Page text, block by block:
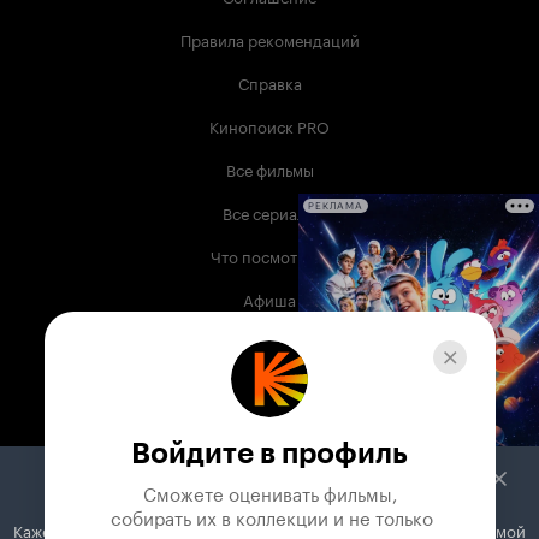
Правила рекомендаций
Справка
Кинопоиск PRO
Все фильмы
Все сериалы
Что посмотреть
Афиша
Музыка
Телепрограмма
Служба поддержки
РЕКЛАМА
Войдите в профиль
Сможете оценивать фильмы,
собирать их в коллекции и не только
Кажется, вы используете блокировщик рекламы. Вместе с рекламой